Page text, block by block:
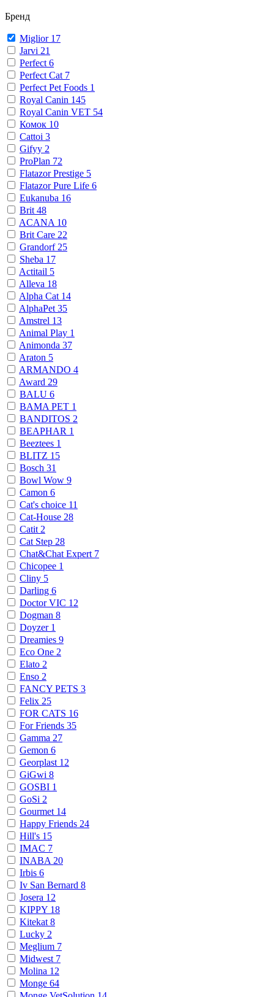
Бренд
Miglior 17
Jarvi 21
Perfect 6
Perfect Cat 7
Perfect Pet Foods 1
Royal Canin 145
Royal Canin VET 54
Комок 10
Cattoi 3
Gifyy 2
ProPlan 72
Flatazor Prestige 5
Flatazor Pure Life 6
Eukanuba 16
Brit 48
ACANA 10
Brit Care 22
Grandorf 25
Sheba 17
Actitail 5
Alleva 18
Alpha Cat 14
AlphaPet 35
Amstrel 13
Animal Play 1
Animonda 37
Araton 5
ARMANDO 4
Award 29
BALU 6
BAMA PET 1
BANDITOS 2
BEAPHAR 1
Beeztees 1
BLITZ 15
Bosch 31
Bowl Wow 9
Camon 6
Cat's choice 11
Cat-House 28
Catit 2
Cat Step 28
Chat&Chat Expert 7
Chicopee 1
Cliny 5
Darling 6
Doctor VIC 12
Dogman 8
Doyzer 1
Dreamies 9
Eco One 2
Elato 2
Enso 2
FANCY PETS 3
Felix 25
FOR CATS 16
For Friends 35
Gamma 27
Gemon 6
Georplast 12
GiGwi 8
GOSBI 1
GoSi 2
Gourmet 14
Happy Friends 24
Hill's 15
IMAC 7
INABA 20
Irbis 6
Iv San Bernard 8
Josera 12
KIPPY 18
Kitekat 8
Lucky 2
Meglium 7
Midwest 7
Molina 12
Monge 64